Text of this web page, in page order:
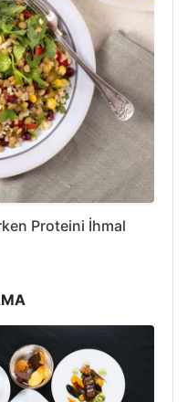
Proteini İhmal